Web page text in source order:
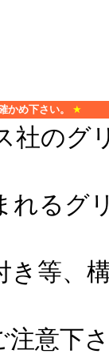
かめ下さい。 ★
社のグ
るグ
等、構
意下